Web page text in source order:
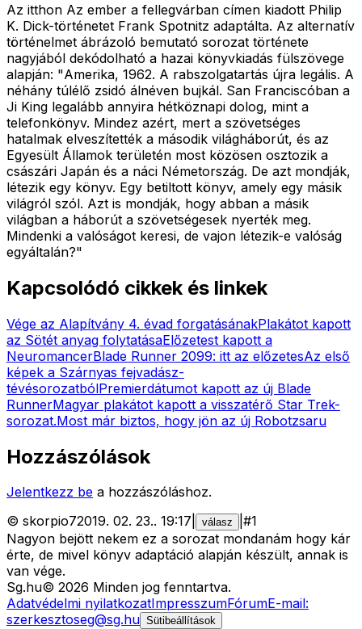
Az itthon Az ember a fellegvárban címen kiadott Philip
K. Dick-történetet Frank Spotnitz adaptálta. Az alternatív
történelmet ábrázoló bemutató sorozat története
nagyjából dekódolható a hazai könyvkiadás fülszövege
alapján: "Amerika, 1962. A rabszolgatartás újra legális. A
néhány túlélő zsidó álnéven bujkál. San Franciscóban a
Ji King legalább annyira hétköznapi dolog, mint a
telefonkönyv. Mindez azért, mert a szövetséges
hatalmak elveszítették a második világháborút, és az
Egyesült Államok területén most közösen osztozik a
császári Japán és a náci Németország. De azt mondják,
létezik egy könyv. Egy betiltott könyv, amely egy másik
világról szól. Azt is mondják, hogy abban a másik
világban a háborút a szövetségesek nyerték meg.
Mindenki a valóságot keresi, de vajon létezik-e valóság
egyáltalán?"
Kapcsolódó cikkek és linkek
Vége az Alapítvány 4. évad forgatásánakPlakátot kapott
az Sötét anyag folytatásaElőzetest kapott a
NeuromancerBlade Runner 2099: itt az előzetesAz első
képek a Szárnyas fejvadász-
tévésorozatbólPremierdátumot kapott az új Blade
RunnerMagyar plakátot kapott a visszatérő Star Trek-
sorozat.Most már biztos, hogy jön az új Robotzsaru
Hozzászólások
Jelentkezz be a hozzászóláshoz.
© skorpio72019. 02. 23.. 19:17 válasz #1
Nagyon bejött nekem ez a sorozat mondanám hogy kár
érte, de mivel könyv adaptáció alapján készült, annak is
van vége.
Sg.hu© 2026 Minden jog fenntartva.
Adatvédelmi nyilatkozatImpresszumFórumE-mail:
szerkesztoseg@sg.hu Sütibeállítások